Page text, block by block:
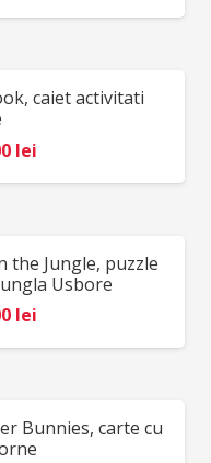
lei.
curent
caiet activitati
lei.
lei
curent
the Jungle, puzzle
Usbore
lei.
lei
curent
Bunnies, carte cu